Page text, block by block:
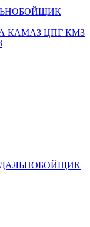
КАМАЗ ЦПГ КМЗ
ДАЛЬНОБОЙЩИК